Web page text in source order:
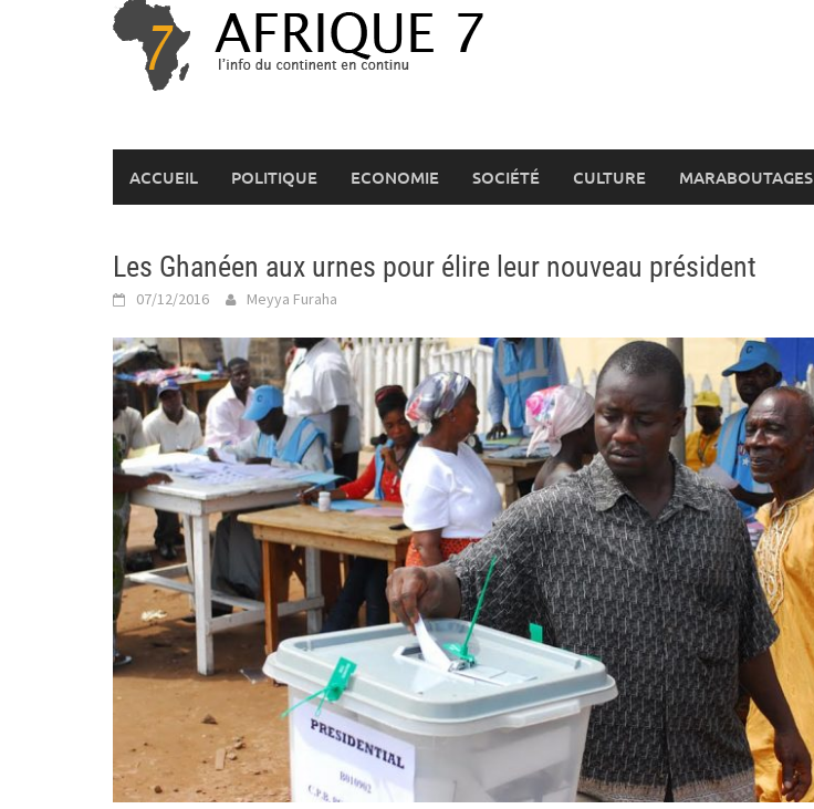
ACCUEIL POLITIQUE ECONOMIE SOCIÉTÉ CULTURE MARABOUTAGES
Les Ghanéen aux urnes pour élire leur nouveau président
07/12/2016 Meyya Furaha